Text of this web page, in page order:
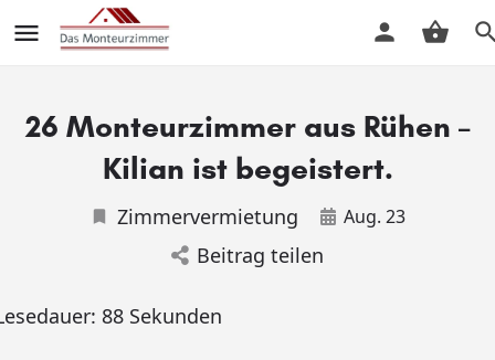
26 Monteurzimmer aus Rühen –
Kilian ist begeistert.
Zimmervermietung Aug. 23
Beitrag teilen
88 Sekunden